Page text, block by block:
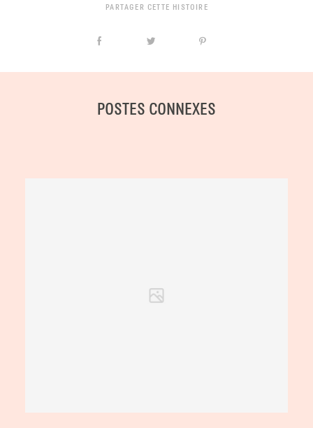
PARTAGER CETTE HISTOIRE
POSTES CONNEXES